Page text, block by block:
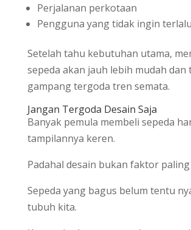
Perjalanan perkotaan
Pengguna yang tidak ingin
Setelah tahu kebutuhan utama,
sepeda akan jauh lebih mudah dan
gampang tergoda tren semata.
Jangan Tergoda Desain Saja
Banyak pemula membeli sepeda
tampilannya keren.
Padahal desain bukan faktor
Sepeda yang bagus belum tentu
tubuh kita.